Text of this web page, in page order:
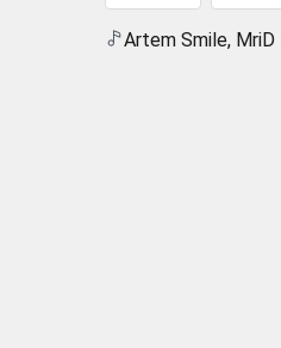
Artem Smile,